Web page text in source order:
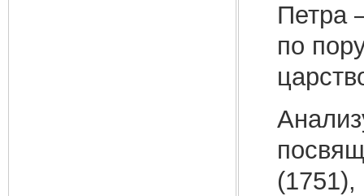
Петра
по
(1751),